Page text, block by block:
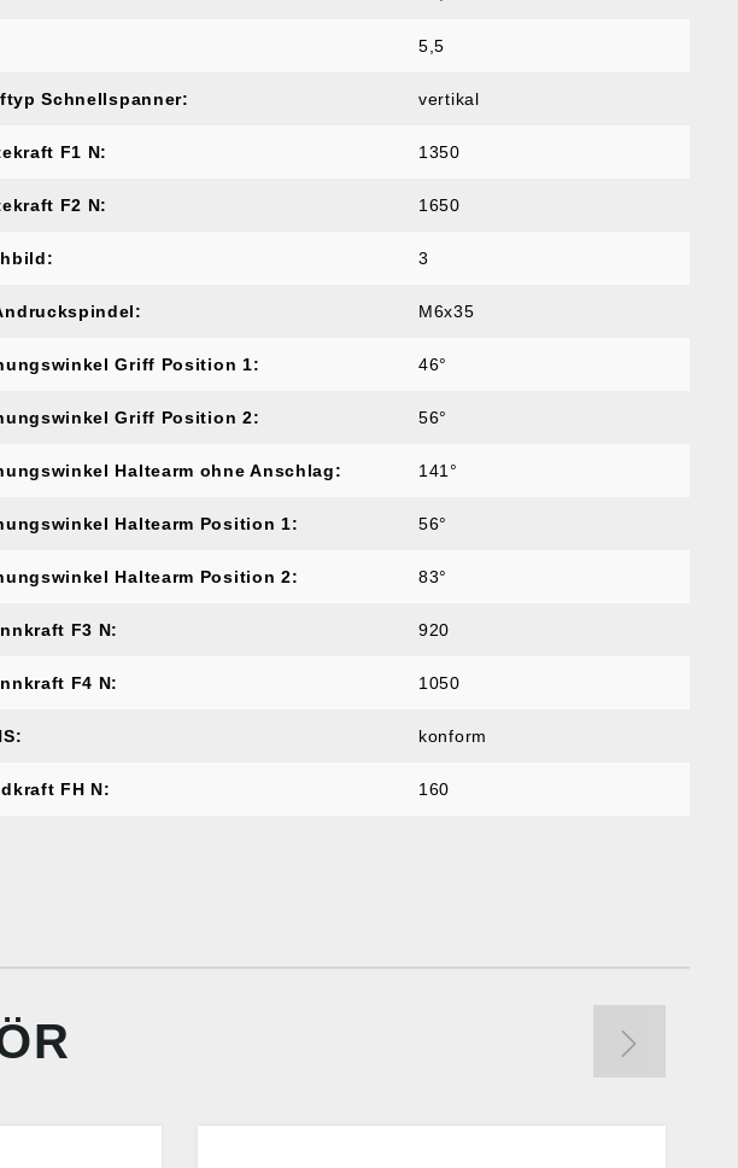
5,5
Schnellspanner: vertikal
F1 N: 1350
F2 N: 1650
3
M6x35
Griff Position 1: 46°
Griff Position 2: 56°
Haltearm ohne Anschlag: 141°
Haltearm Position 1: 56°
Haltearm Position 2: 83°
F3 N: 920
F4 N: 1050
konform
FH N: 160